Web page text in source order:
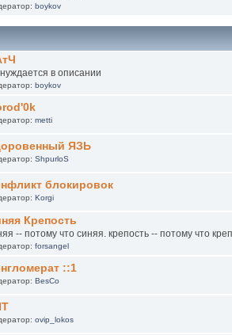
boykov
в описании
boykov
metti
ЯЗЬ
ShpurloS
блокировок
Korgi
Крепость
-- потому что синяя. крепость -- потому что
forsangel
::1
BesCo
ovip_lokos